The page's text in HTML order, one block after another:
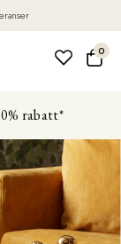
0
rabatt*